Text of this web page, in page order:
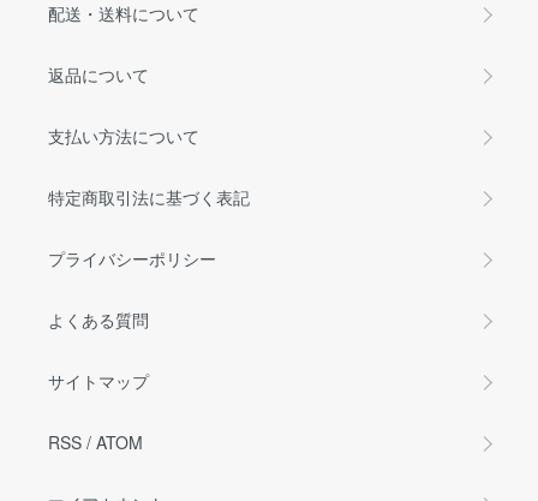
配送・送料について
返品について
支払い方法について
特定商取引法に基づく表記
プライバシーポリシー
よくある質問
サイトマップ
RSS / ATOM